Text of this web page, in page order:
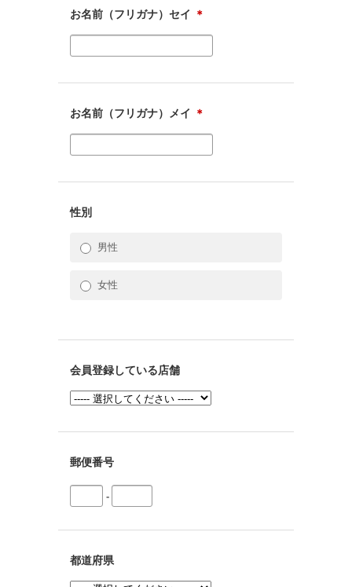
お名前（フリガナ）セイ ＊
お名前（フリガナ）メイ ＊
性別
男性
女性
会員登録している店舗
郵便番号
-
都道府県